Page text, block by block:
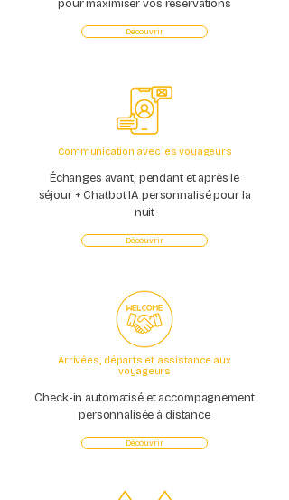
pour maximiser vos réservations
Découvrir
Communication avec les voyageurs
Échanges avant, pendant et après le
séjour + Chatbot IA personnalisé pour la
nuit
Découvrir
Arrivées, départs et assistance aux
voyageurs
Check-in automatisé et accompagnement
personnalisée à distance
Découvrir